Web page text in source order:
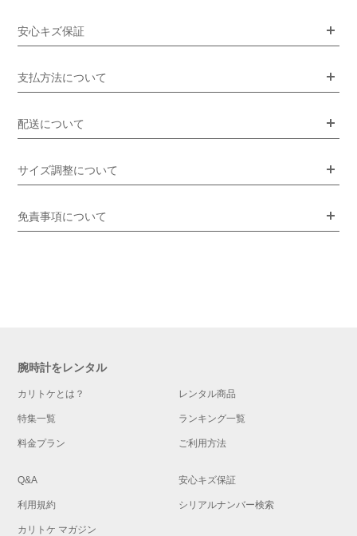
安心キズ保証
支払方法について
配送について
サイズ調整について
免責事項について
腕時計をレンタル
カリトケとは？ レンタル商品
特集一覧 ランキング一覧
料金プラン ご利用方法
Q&A 安心キズ保証
利用規約 シリアルナンバー検索
カリトケ マガジン